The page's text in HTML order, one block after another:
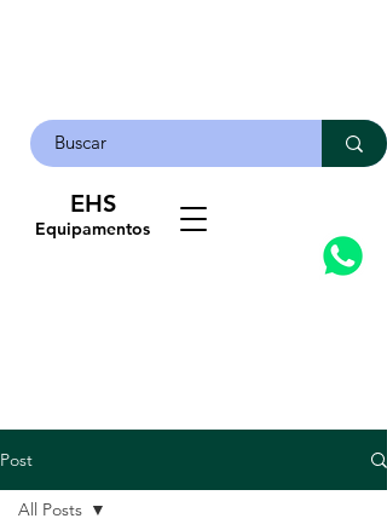
EHS
Equipamentos
Post
All Posts